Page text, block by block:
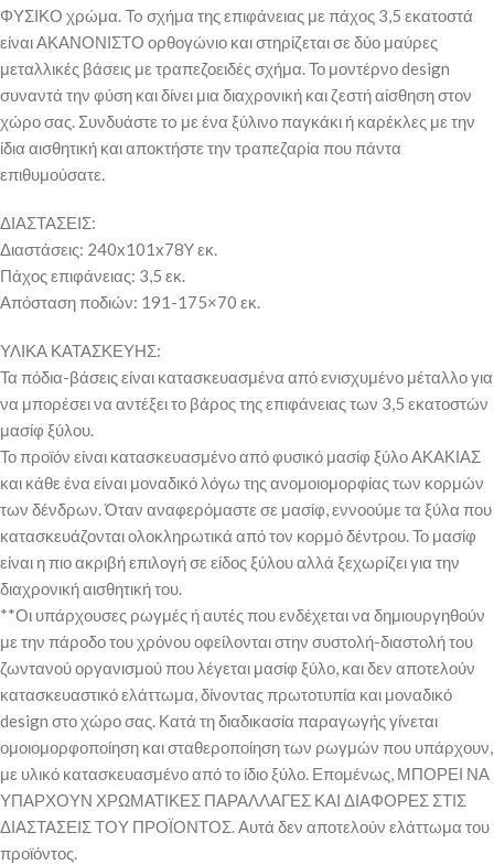
ΦΥΣΙΚΟ χρώμα. To σχήμα της επιφάνειας με πάχος 3,5 εκατοστά
είναι ΑΚΑΝΟΝΙΣΤΟ ορθογώνιο και στηρίζεται σε δύο μαύρες
μεταλλικές βάσεις με τραπεζοειδές σχήμα. Το μοντέρνο design
συναντά την φύση και δίνει μια διαχρονική και ζεστή αίσθηση στον
χώρο σας. Συνδυάστε τo με ένα ξύλινο παγκάκι ή καρέκλες με την
ίδια αισθητική και αποκτήστε την τραπεζαρία που πάντα
επιθυμούσατε.
ΔΙΑΣΤΑΣΕΙΣ:
Διαστάσεις: 240x101x78Y εκ.
Πάχος επιφάνειας: 3,5 εκ.
Απόσταση ποδιών: 191-175×70 εκ.
ΥΛΙΚΑ ΚΑΤΑΣΚΕΥΗΣ:
Τα πόδια-βάσεις είναι κατασκευασμένα από ενισχυμένο μέταλλο για
να μπορέσει να αντέξει το βάρος της επιφάνειας των 3,5 εκατοστών
μασίφ ξύλου.
Το προϊόν είναι κατασκευασμένο από φυσικό μασίφ ξύλο ΑΚΑΚΙΑΣ
και κάθε ένα είναι μοναδικό λόγω της ανομοιομορφίας των κορμών
των δένδρων. Όταν αναφερόμαστε σε μασίφ, εννοούμε τα ξύλα που
κατασκευάζονται ολοκληρωτικά από τον κορμό δέντρου. Το μασίφ
είναι η πιο ακριβή επιλογή σε είδος ξύλου αλλά ξεχωρίζει για την
διαχρονική αισθητική του.
**Οι υπάρχουσες ρωγμές ή αυτές που ενδέχεται να δημιουργηθούν
με την πάροδο του χρόνου οφείλονται στην συστολή-διαστολή του
ζωντανού οργανισμού που λέγεται μασίφ ξύλο, και δεν αποτελούν
κατασκευαστικό ελάττωμα, δίνοντας πρωτοτυπία και μοναδικό
design στο χώρο σας. Κατά τη διαδικασία παραγωγής γίνεται
ομοιομορφοποίηση και σταθεροποίηση των ρωγμών που υπάρχουν,
με υλικό κατασκευασμένο από το ίδιο ξύλο. Επομένως, ΜΠΟΡΕΙ ΝΑ
ΥΠΑΡΧΟΥΝ ΧΡΩΜΑΤΙΚΕΣ ΠΑΡΑΛΛΑΓΕΣ ΚΑΙ ΔΙΑΦΟΡΕΣ ΣΤΙΣ
ΔΙΑΣΤΑΣΕΙΣ ΤΟΥ ΠΡΟΪΟΝΤΟΣ. Αυτά δεν αποτελούν ελάττωμα του
προϊόντος.